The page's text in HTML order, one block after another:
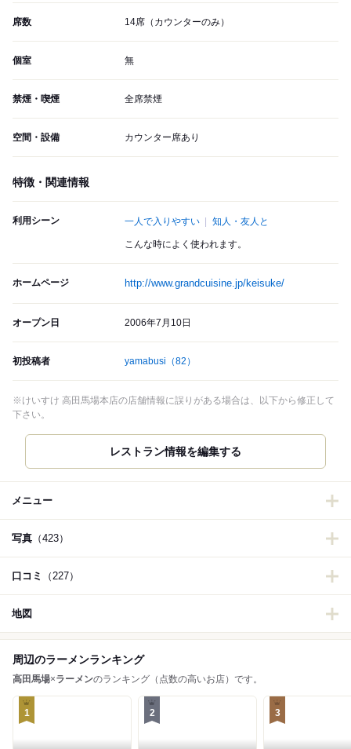
席数 14席（カウンターのみ）
個室 無
禁煙・喫煙 全席禁煙
空間・設備 カウンター席あり
特徴・関連情報
利用シーン 一人で入りやすい 知人・友人と
こんな時によく使われます。
ホームページ http://www.grandcuisine.jp/keisuke/
オープン日 2006年7月10日
初投稿者 yamabusi （82）
※けいすけ 高田馬場本店の店舗情報に誤りがある場合は、以下から修正して
下さい。
レストラン情報を編集する
メニュー
写真 （423）
口コミ （227）
地図
周辺のラーメンランキング
高田馬場×ラーメンのランキング（点数の高いお店）です。
1 2 3